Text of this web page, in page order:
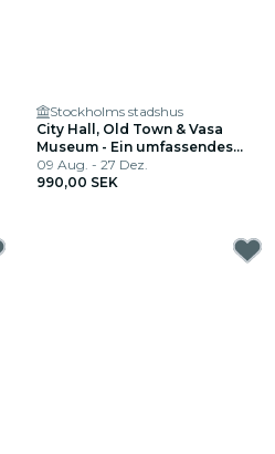
Stockholms stadshus
City Hall, Old Town & Vasa
Museum - Ein umfassendes
geführtes Erlebnis
09 Aug. - 27 Dez.
990,00 SEK